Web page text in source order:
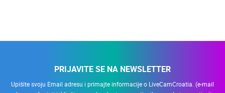
PRIJAVITE SE NA NEWSLETTER
Upišite svoju Email adresu i primajte informacije o LiveCamCroatia. (e-mail